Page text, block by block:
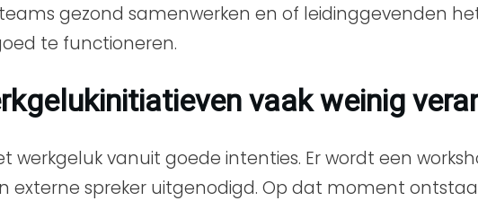
gezond samenwerken en of leidinggevenden
te functioneren.
vaak weinig
werkgeluk vanuit goede intenties. Er wordt een
externe spreker uitgenodigd. Op dat moment